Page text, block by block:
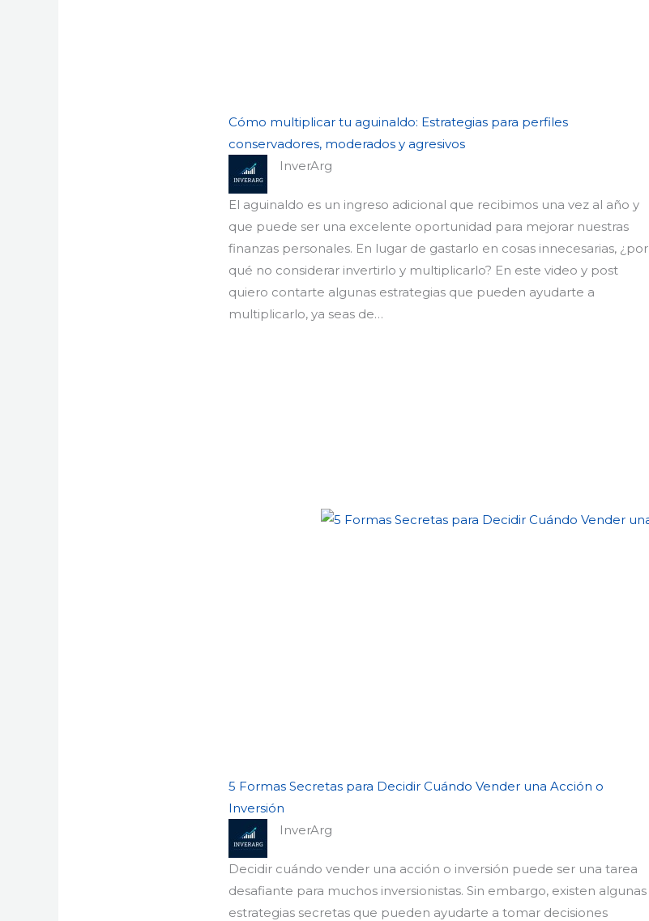
Cómo multiplicar tu aguinaldo: Estrategias para perfiles
conservadores, moderados y agresivos
InverArg
El aguinaldo es un ingreso adicional que recibimos una vez al año y
que puede ser una excelente oportunidad para mejorar nuestras
finanzas personales. En lugar de gastarlo en cosas innecesarias, ¿por
qué no considerar invertirlo y multiplicarlo? En este video y post
quiero contarte algunas estrategias que pueden ayudarte a
multiplicarlo, ya seas de…
5 Formas Secretas para Decidir Cuándo Vender una Acción o
Inversión
InverArg
Decidir cuándo vender una acción o inversión puede ser una tarea
desafiante para muchos inversionistas. Sin embargo, existen algunas
estrategias secretas que pueden ayudarte a tomar decisiones